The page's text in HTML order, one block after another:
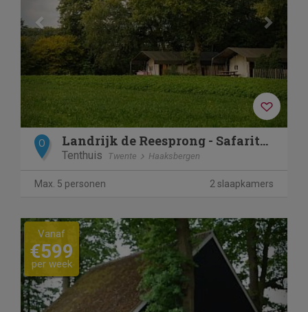
O Landrijk de Reesprong - Safaritent 1
Tenthuis Twente Haaksbergen
Max. 5 personen 2 slaapkamers
Previous Next
Vanaf
€599
per week